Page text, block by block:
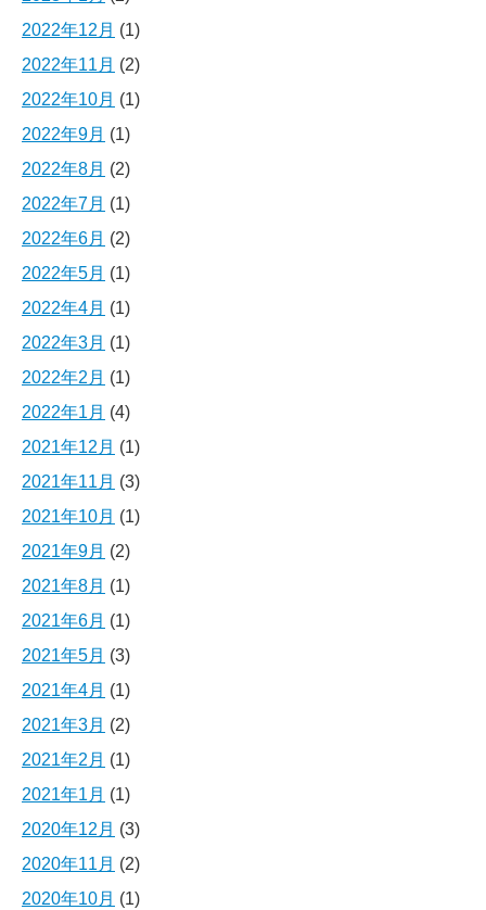
2022年12月 (1)
2022年11月 (2)
2022年10月 (1)
2022年9月 (1)
2022年8月 (2)
2022年7月 (1)
2022年6月 (2)
2022年5月 (1)
2022年4月 (1)
2022年3月 (1)
2022年2月 (1)
2022年1月 (4)
2021年12月 (1)
2021年11月 (3)
2021年10月 (1)
2021年9月 (2)
2021年8月 (1)
2021年6月 (1)
2021年5月 (3)
2021年4月 (1)
2021年3月 (2)
2021年2月 (1)
2021年1月 (1)
2020年12月 (3)
2020年11月 (2)
2020年10月 (1)